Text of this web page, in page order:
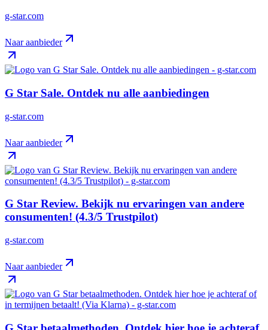
g-star.com
Naar aanbieder
G Star Sale. Ontdek nu alle aanbiedingen
g-star.com
Naar aanbieder
G Star Review. Bekijk nu ervaringen van andere
consumenten! (4.3/5 Trustpilot)
g-star.com
Naar aanbieder